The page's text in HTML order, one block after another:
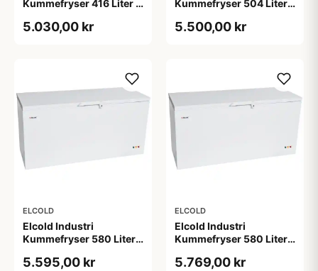
Kummefryser 416 Liter -
5.030,00 kr
Kummefryser 504 Liter -
5.500,00 kr
ELCOLD
Elcold Industri
Kummefryser 580 Liter -
5.595,00 kr
ELCOLD
Elcold Industri
Kummefryser 580 Liter -
5.769,00 kr